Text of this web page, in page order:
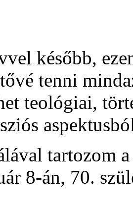
később,
tenni
teológiai,
tartozom
8-án, 70.